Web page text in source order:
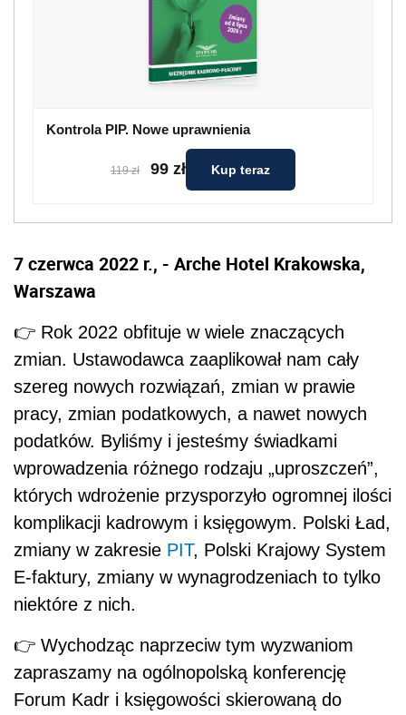
Kontrola PIP. Nowe uprawnienia
119 zł 99 zł Kup teraz
7 czerwca 2022 r., - Arche Hotel Krakowska,
Warszawa
👉 Rok 2022 obfituje w wiele znaczących
zmian. Ustawodawca zaaplikował nam cały
szereg nowych rozwiązań, zmian w prawie
pracy, zmian podatkowych, a nawet nowych
podatków. Byliśmy i jesteśmy świadkami
wprowadzenia różnego rodzaju „uproszczeń”,
których wdrożenie przysporzyło ogromnej ilości
komplikacji kadrowym i księgowym. Polski Ład,
zmiany w zakresie PIT, Polski Krajowy System
E-faktury, zmiany w wynagrodzeniach to tylko
niektóre z nich.
👉 Wychodząc naprzeciw tym wyzwaniom
zapraszamy na ogólnopolską konferencję
Forum Kadr i księgowości skierowaną do